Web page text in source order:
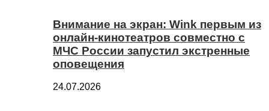
Внимание на экран: Wink первым из
онлайн-кинотеатров совместно с
МЧС России запустил экстренные
оповещения
24.07.2026